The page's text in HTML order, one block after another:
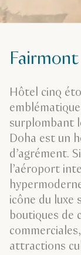
Fairmont
Hôtel cinq
surplombant
Doha est un
d’agrément.
l’aéroport
icône du luxe
boutiques de
attractions